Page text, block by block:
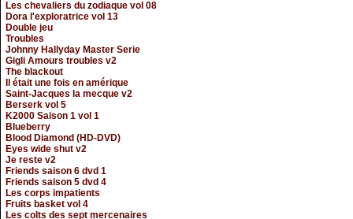
Les chevaliers du zodiaque vol 08
Dora l'exploratrice vol 13
Double jeu
Troubles
Johnny Hallyday Master Serie
Gigli Amours troubles v2
The blackout
Il était une fois en amérique
Saint-Jacques la mecque v2
Berserk vol 5
K2000 Saison 1 vol 1
Blueberry
Blood Diamond (HD-DVD)
Eyes wide shut v2
Je reste v2
Friends saison 6 dvd 1
Friends saison 5 dvd 4
Les corps impatients
Fruits basket vol 4
Les colts des sept mercenaires